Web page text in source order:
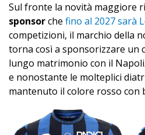
Sul fronte la novità maggiore
sponsorche fino al 2027 sarà
competizioni, il marchio della
torna così a sponsorizzare un
lungo matrimonio con il
e nonostante le molteplici
mantenuto il colore rosso con